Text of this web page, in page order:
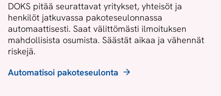
DOKS pitää seurattavat yritykset, yhteisöt ja
henkilöt jatkuvassa pakoteseulonnassa
automaattisesti. Saat välittömästi ilmoituksen
mahdollisista osumista. Säästät aikaa ja vähennät
riskejä.
Automatisoi pakoteseulonta